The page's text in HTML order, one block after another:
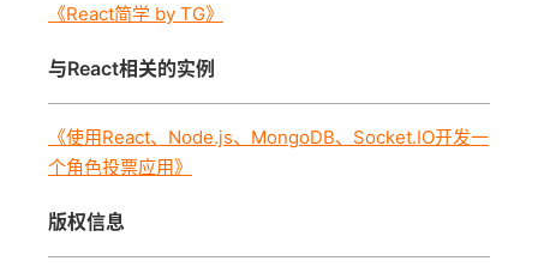
《React简学 by TG》
与React相关的实例
《使用React、Node.js、MongoDB、Socket.IO开发一
个角色投票应用》
版权信息